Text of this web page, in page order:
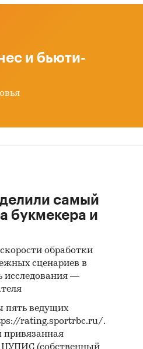
и бьюти-
самый
букмекера и
обработки
сценариев в
исследования —
пять ведущих
rating.sportrbc.ru/.
привязанная
ЦУПИС (собственный